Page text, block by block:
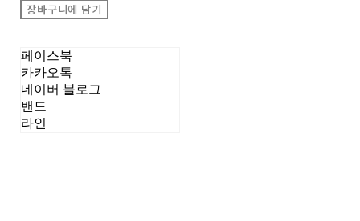
장바구니에 담기
페이스북
카카오톡
네이버 블로그
밴드
라인